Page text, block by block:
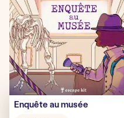
Enquête au musée